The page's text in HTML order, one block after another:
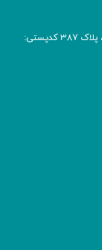
آدرس: پسـتی تهران، خیابان طالقانی، میدان فلسطین، پلاک 387 کدپستی: